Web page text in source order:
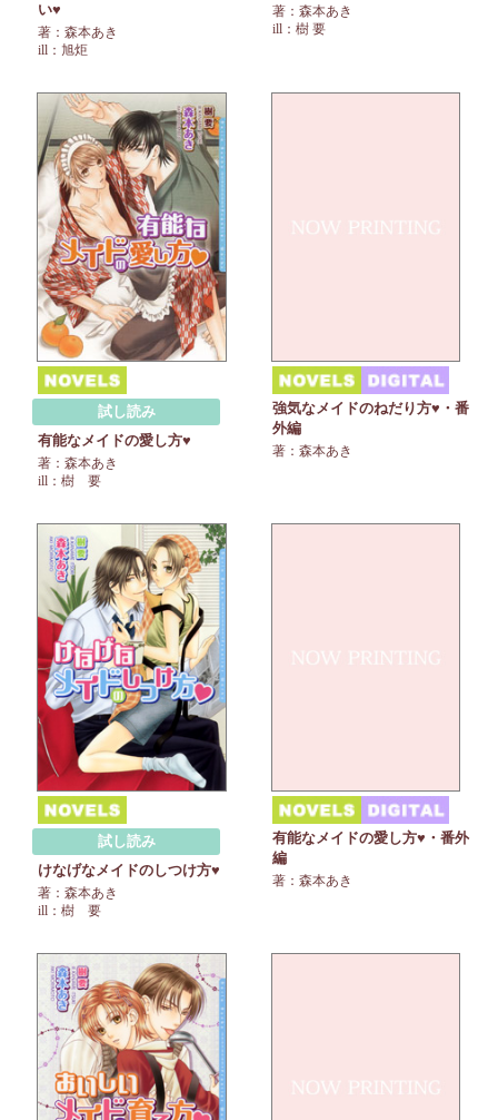
い♥
著：森本あき
ill：旭炬
著：森本あき
ill：樹 要
試し読み
有能なメイドの愛し方♥
著：森本あき
ill：樹 要
強気なメイドのねだり方♥・番
外編
著：森本あき
試し読み
けなげなメイドのしつけ方♥
著：森本あき
ill：樹 要
有能なメイドの愛し方♥・番外
編
著：森本あき